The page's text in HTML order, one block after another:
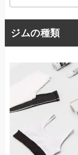
ジムの種類